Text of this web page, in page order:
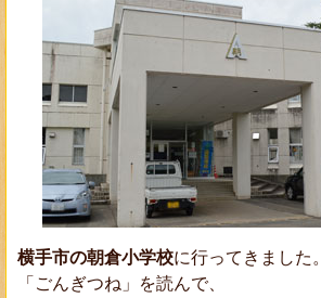
横手市の朝倉小学校に行ってきました。
「ごんぎつね」を読んで、